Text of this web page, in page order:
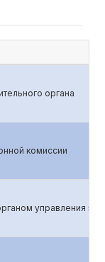
органа
комиссии
управления